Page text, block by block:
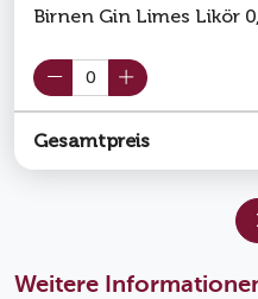
Birnen Gin Limes Likör
Gesamtpreis
Weitere